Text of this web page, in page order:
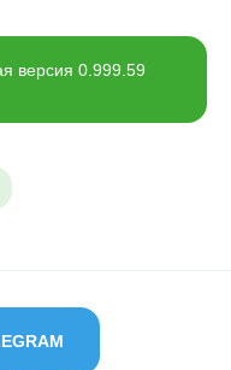
версия 0.999.59